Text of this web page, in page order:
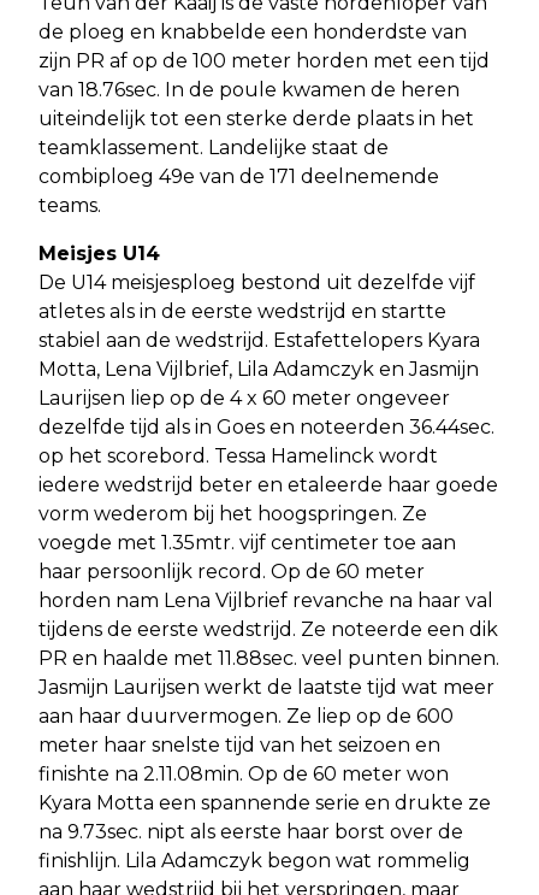
de ploeg en knabbelde een honderdste van
zijn PR af op de 100 meter horden met een tijd
van 18.76sec. In de poule kwamen de heren
uiteindelijk tot een sterke derde plaats in het
teamklassement. Landelijke staat de
combiploeg 49e van de 171 deelnemende
teams.
Meisjes U14
De U14 meisjesploeg bestond uit dezelfde vijf
atletes als in de eerste wedstrijd en startte
stabiel aan de wedstrijd. Estafettelopers Kyara
Motta, Lena Vijlbrief, Lila Adamczyk en Jasmijn
Laurijsen liep op de 4 x 60 meter ongeveer
dezelfde tijd als in Goes en noteerden 36.44sec.
op het scorebord. Tessa Hamelinck wordt
iedere wedstrijd beter en etaleerde haar goede
vorm wederom bij het hoogspringen. Ze
voegde met 1.35mtr. vijf centimeter toe aan
haar persoonlijk record. Op de 60 meter
horden nam Lena Vijlbrief revanche na haar val
tijdens de eerste wedstrijd. Ze noteerde een dik
PR en haalde met 11.88sec. veel punten binnen.
Jasmijn Laurijsen werkt de laatste tijd wat meer
aan haar duurvermogen. Ze liep op de 600
meter haar snelste tijd van het seizoen en
finishte na 2.11.08min. Op de 60 meter won
Kyara Motta een spannende serie en drukte ze
na 9.73sec. nipt als eerste haar borst over de
finishlijn. Lila Adamczyk begon wat rommelig
aan haar wedstrijd bij het verspringen, maar